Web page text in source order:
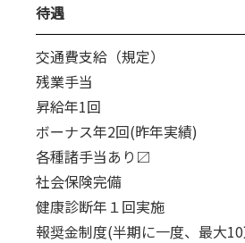
待遇
交通費支給（規定）
残業手当
昇給年1回
ボーナス年2回(昨年実績)
各種諸手当あり〼
社会保険完備
健康診断年１回実施
報奨金制度(半期に一度、最大